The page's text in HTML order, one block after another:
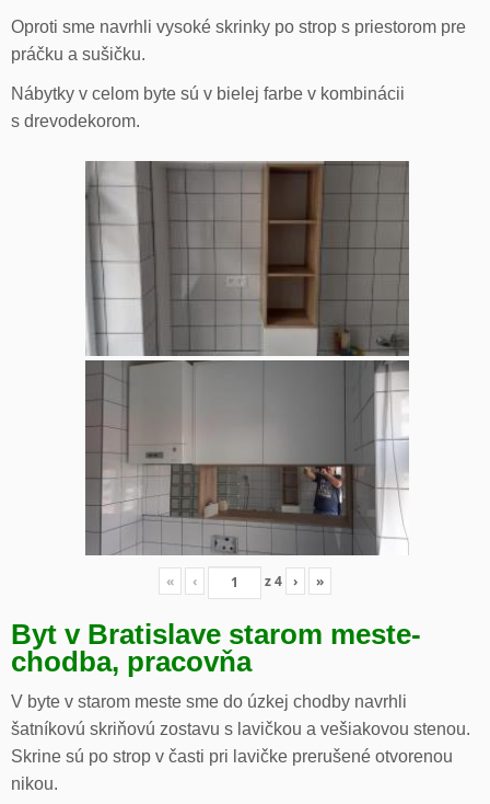
Oproti sme navrhli vysoké skrinky po strop s priestorom pre
práčku a sušičku.
Nábytky v celom byte sú v bielej farbe v kombinácii
s drevodekorom.
« ‹ z4 › »
Byt v Bratislave starom meste-
chodba, pracovňa
V byte v starom meste sme do úzkej chodby navrhli
šatníkovú skriňovú zostavu s lavičkou a vešiakovou stenou.
Skrine sú po strop v časti pri lavičke prerušené otvorenou
nikou.